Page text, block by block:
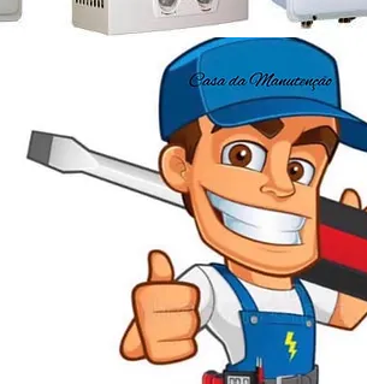
AQUECEDOR A GÁS, CONSERTO,
MANUTENÇÃO, INSTALAÇÃO, ASSISTÊNCIA
TÉCNICA RINNAI RUA BARATA RIBEIRO 232
COPACABANA RIO DE JANEIRO
BAIRROS DE ATENDIMENTO RJ
ZONA SUL
BOTAFOGO - CATETE - COPACABANA -
COSME VELHO - FLAMENGO - GÁVEA -
HUMAITÁ - IPANEMA - JARDIM BOTÂNICO -
LAGOA - LARANJEIRAS - LEBLON - LEME -
ROCINHA - SÃO CONRADO - URCA